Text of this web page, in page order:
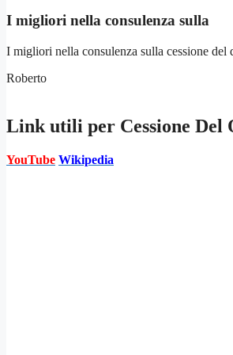
I migliori nella consulenza sulla
I migliori nella consulenza sulla cessione del
Roberto
Link utili per Cessione
YouTube Wikipedia